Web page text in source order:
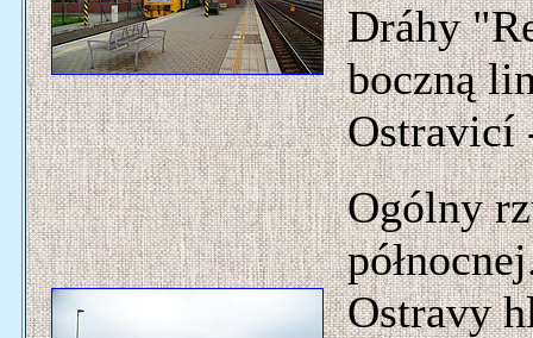
Dráhy
boczną
Ogólny
Ostravy